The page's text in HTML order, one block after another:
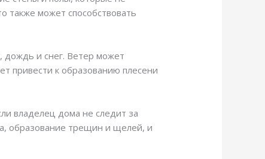
также может способствовать
дождь и снег. Ветер может
привести к образованию плесени
владелец дома не следит за
образование трещин и щелей, и